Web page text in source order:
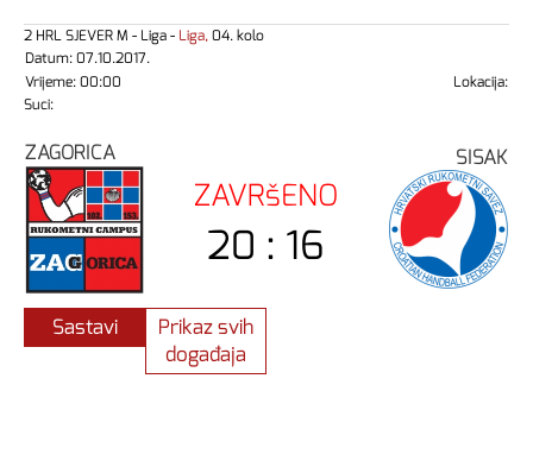
2 HRL SJEVER M - Liga - Liga,04. kolo
Datum: 07.10.2017.
Vrijeme: 00:00
Lokacija:
Suci:
ZAGORICA
ZAVRšENO
20 : 16
SISAK
Sastavi
Prikaz svih
događaja